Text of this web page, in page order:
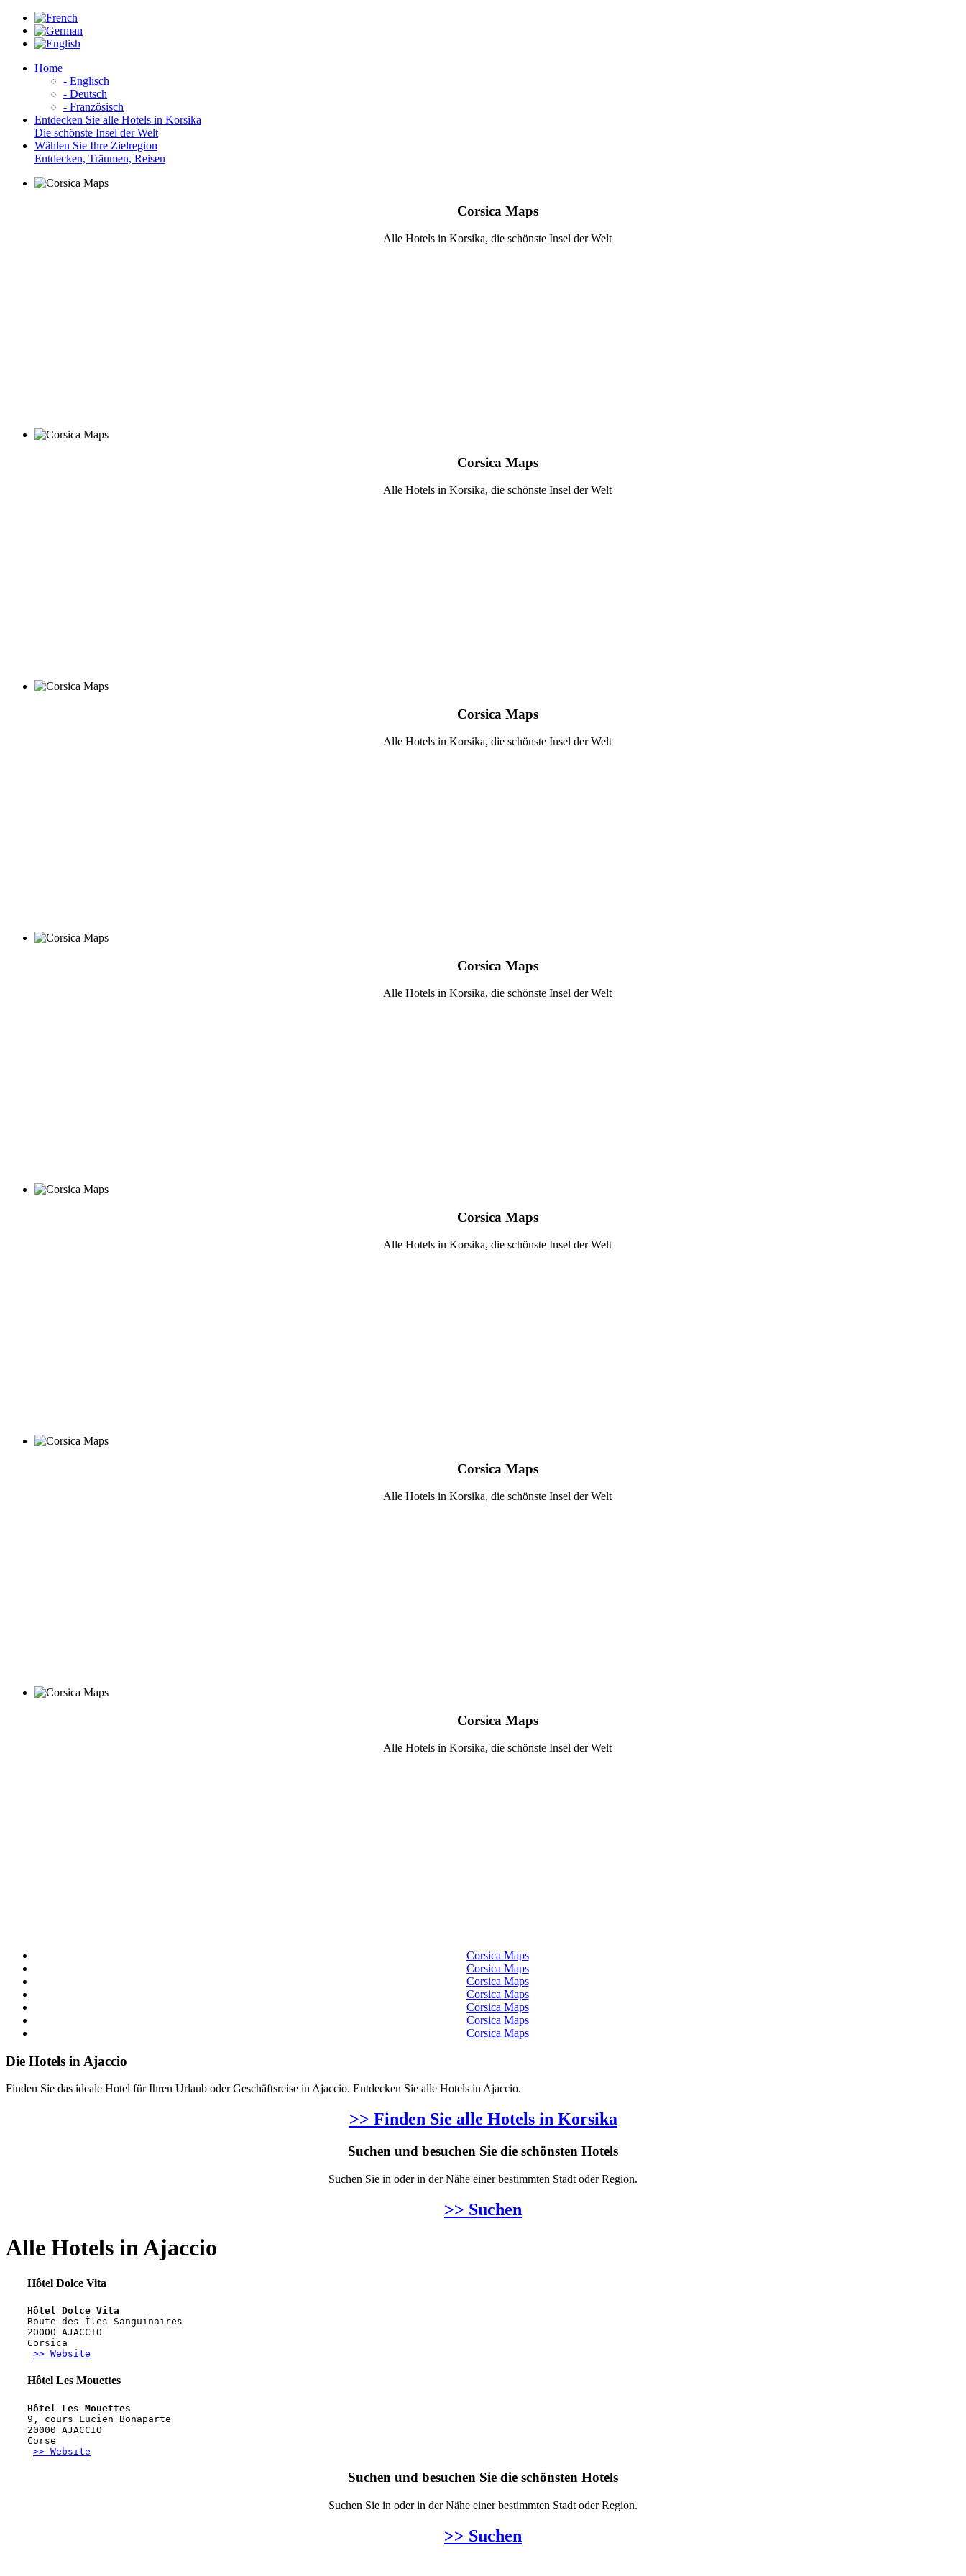
Home
- Englisch
- Deutsch
- Französisch
Entdecken Sie alle Hotels in Korsika
Die schönste Insel der Welt
Wählen Sie Ihre Zielregion
Entdecken, Träumen, Reisen
Corsica Maps
Alle Hotels in Korsika, die schönste Insel der Welt
Corsica Maps
Alle Hotels in Korsika, die schönste Insel der Welt
Corsica Maps
Alle Hotels in Korsika, die schönste Insel der Welt
Corsica Maps
Alle Hotels in Korsika, die schönste Insel der Welt
Corsica Maps
Alle Hotels in Korsika, die schönste Insel der Welt
Corsica Maps
Alle Hotels in Korsika, die schönste Insel der Welt
Corsica Maps
Alle Hotels in Korsika, die schönste Insel der Welt
Corsica Maps
Corsica Maps
Corsica Maps
Corsica Maps
Corsica Maps
Corsica Maps
Corsica Maps
Die Hotels in Ajaccio
Finden Sie das ideale Hotel für Ihren Urlaub oder Geschäftsreise in Ajaccio. Entdecken Sie alle Hotels in Ajaccio.
>> Finden Sie alle Hotels in Korsika
Suchen und besuchen Sie die schönsten Hotels
Suchen Sie in oder in der Nähe einer bestimmten Stadt oder Region.
>> Suchen
Alle Hotels in Ajaccio
Hôtel Dolce Vita
Hôtel Dolce Vita
Route des Îles Sanguinaires
20000 AJACCIO
Corsica
>> Website
Hôtel Les Mouettes
Hôtel Les Mouettes
9, cours Lucien Bonaparte
20000 AJACCIO
Corse
>> Website
Suchen und besuchen Sie die schönsten Hotels
Suchen Sie in oder in der Nähe einer bestimmten Stadt oder Region.
>> Suchen